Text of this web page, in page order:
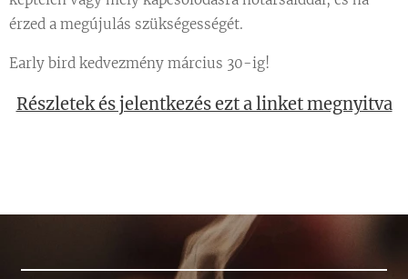
érzed a megújulás szükségességét.
Early bird kedvezmény március 30-ig!
Részletek és jelentkezés ezt a linket megnyitva